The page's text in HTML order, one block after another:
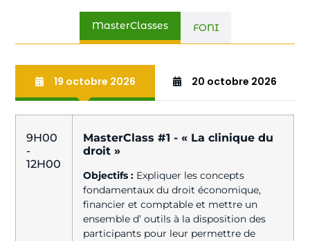
MasterClasses FONI
19 octobre 2026 20 octobre 2026
9H00
-
12H00
MasterClass #1 - « La clinique du
droit »
Objectifs : Expliquer les concepts
fondamentaux du droit économique,
financier et comptable et mettre un
ensemble d’ outils à la disposition des
participants pour leur permettre de